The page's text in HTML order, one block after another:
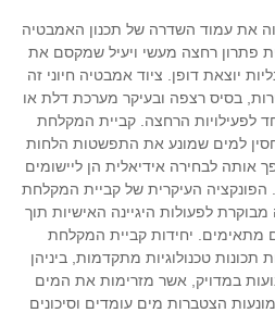
את עמוד השדרה של תכנון האמבטיה
פתרון רחצה מעשי ויעיל שמקסם את
יוצאת דופן. ציוד אמבטיה חיוני זה
בסיס רצפה ובעיקר מערכת דלת או
לפעילויות הרחצה. קביית המקלחת
למים שמונע את התפשטות הלחות
לבחירה אידיאלית הן ליישומים
הפונקציה העיקרית של קביית המקלחת
לפעולות היגיינה האישיות תוך
מתאימים. יחידות קביית המקלחת
תכונות טכנולוגיות מתקדמות, ביניהן
במדויק, אשר מזרימות את המים
הצטברות מים עומדים וסיכונים